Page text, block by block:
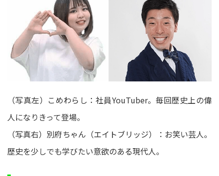
（写真左）こめわらし：社員YouTuber。毎回歴史上の偉
人になりきって登場。
（写真右）別府ちゃん（エイトブリッジ）：お笑い芸人。
歴史を少しでも学びたい意欲のある現代人。